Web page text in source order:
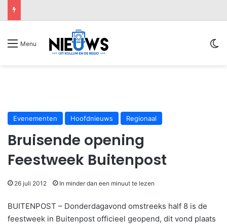
Menu
Evenementen Hoofdnieuws Regionaal
Bruisende opening
Feestweek Buitenpost
26 juli 2012 In minder dan een minuut te lezen
BUITENPOST – Donderdagavond omstreeks half 8 is de
feestweek in Buitenpost officieel geopend, dit vond plaats